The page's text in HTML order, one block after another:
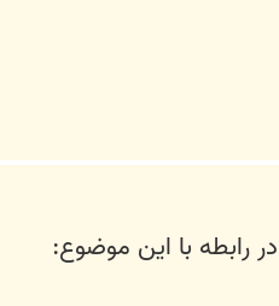
رابطه با این موضوع: